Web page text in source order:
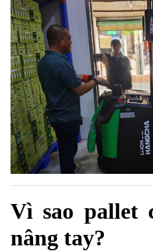
Vì sao pallet
nâng tay?